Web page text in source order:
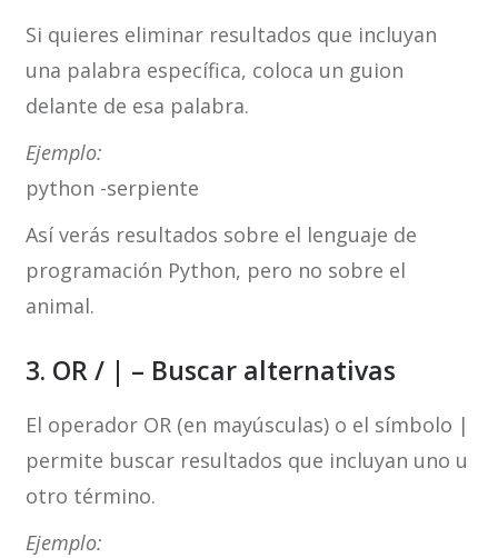
Si quieres eliminar resultados que incluyan
una palabra específica, coloca un guion
delante de esa palabra.
Ejemplo:
python -serpiente
Así verás resultados sobre el lenguaje de
programación Python, pero no sobre el
animal.
3. OR / | – Buscar alternativas
El operador OR (en mayúsculas) o el símbolo |
permite buscar resultados que incluyan uno u
otro término.
Ejemplo: